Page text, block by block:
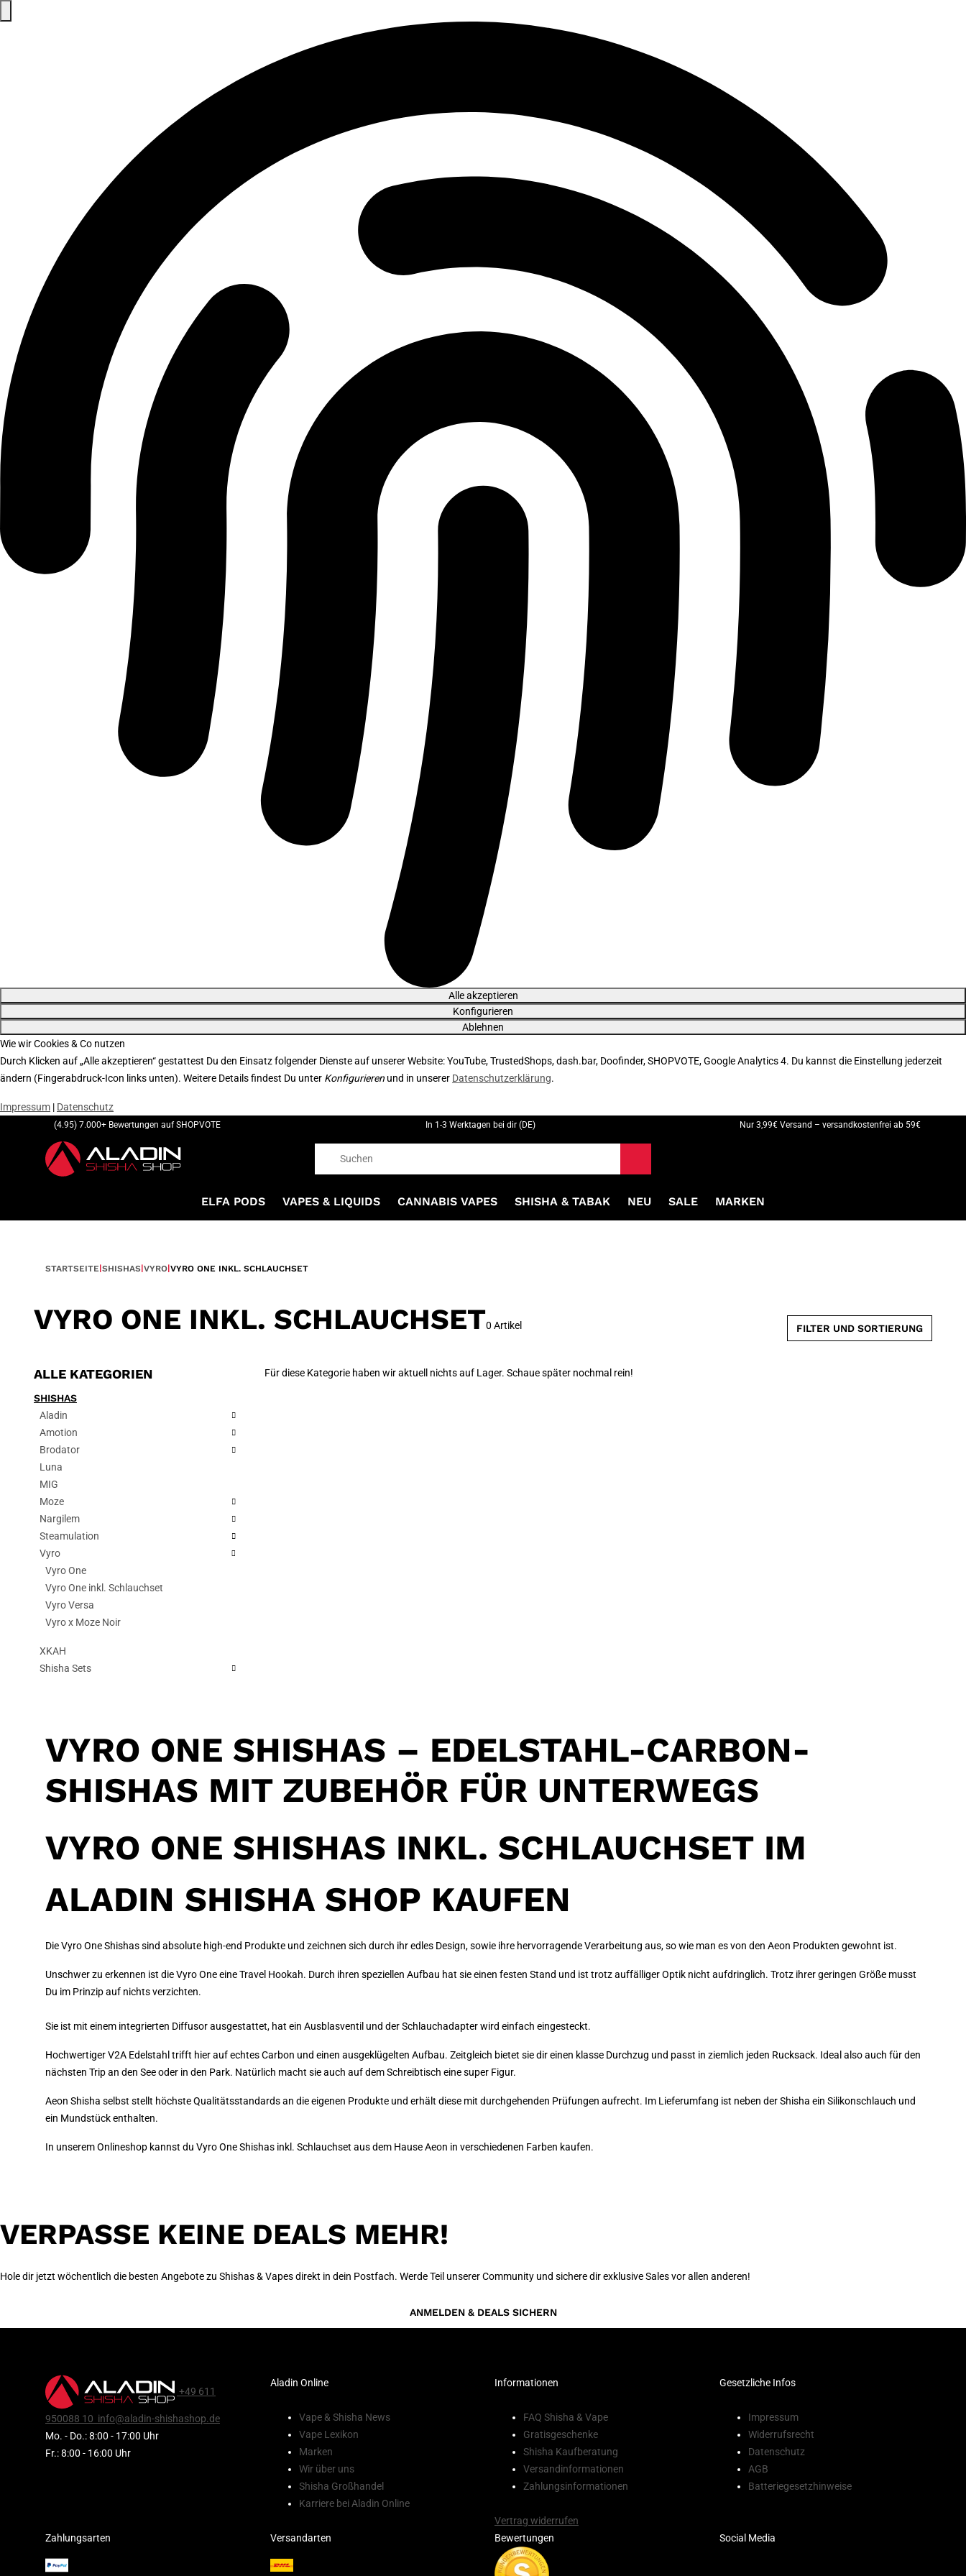
Alle akzeptieren
Konfigurieren
Ablehnen
Wie wir Cookies & Co nutzen
Durch Klicken auf „Alle akzeptieren“ gestattest Du den Einsatz folgender Dienste auf unserer Website: YouTube, TrustedShops, dash.bar, Doofinder, SHOPVOTE, Google Analytics 4. Du kannst die Einstellung jederzeit
ändern (Fingerabdruck-Icon links unten). Weitere Details findest Du unter Konfigurieren und in unserer Datenschutzerklärung.
Impressum | Datenschutz
(4.95) 7.000+ Bewertungen auf SHOPVOTE In 1-3 Werktagen bei dir (DE) Nur 3,99€ Versand – versandkostenfrei ab 59€
ELFA PODS VAPES & LIQUIDS CANNABIS VAPES SHISHA & TABAK NEU SALE MARKEN
STARTSEITE SHISHAS VYRO VYRO ONE INKL. SCHLAUCHSET
Für diese Kategorie haben wir aktuell nichts auf Lager. Schaue später nochmal rein!
ALLE KATEGORIEN
SHISHAS
Aladin
Amotion
Brodator
Luna
MIG
Moze
Nargilem
Steamulation
Vyro
Vyro One
Vyro One inkl. Schlauchset
Vyro Versa
Vyro x Moze Noir
XKAH
Shisha Sets
VYRO ONE INKL. SCHLAUCHSET0 Artikel FILTER UND SORTIERUNG
VYRO ONE SHISHAS – EDELSTAHL-CARBON-
SHISHAS MIT ZUBEHÖR FÜR UNTERWEGS
VYRO ONE SHISHAS INKL. SCHLAUCHSET IM
ALADIN SHISHA SHOP KAUFEN
Die Vyro One Shishas sind absolute high-end Produkte und zeichnen sich durch ihr edles Design, sowie ihre hervorragende Verarbeitung aus, so wie man es von den Aeon Produkten gewohnt ist.
Unschwer zu erkennen ist die Vyro One eine Travel Hookah. Durch ihren speziellen Aufbau hat sie einen festen Stand und ist trotz auffälliger Optik nicht aufdringlich. Trotz ihrer geringen Größe musst
Du im Prinzip auf nichts verzichten.
Sie ist mit einem integrierten Diffusor ausgestattet, hat ein Ausblasventil und der Schlauchadapter wird einfach eingesteckt.
Hochwertiger V2A Edelstahl trifft hier auf echtes Carbon und einen ausgeklügelten Aufbau. Zeitgleich bietet sie dir einen klasse Durchzug und passt in ziemlich jeden Rucksack. Ideal also auch für den
nächsten Trip an den See oder in den Park. Natürlich macht sie auch auf dem Schreibtisch eine super Figur.
Aeon Shisha selbst stellt höchste Qualitätsstandards an die eigenen Produkte und erhält diese mit durchgehenden Prüfungen aufrecht. Im Lieferumfang ist neben der Shisha ein Silikonschlauch und
ein Mundstück enthalten.
In unserem Onlineshop kannst du Vyro One Shishas inkl. Schlauchset aus dem Hause Aeon in verschiedenen Farben kaufen.
VERPASSE KEINE DEALS MEHR!
Hole dir jetzt wöchentlich die besten Angebote zu Shishas & Vapes direkt in dein Postfach. Werde Teil unserer Community und sichere dir exklusive Sales vor allen anderen!
ANMELDEN & DEALS SICHERN
+49 611
950088 10 info@aladin-shishashop.de
Mo. - Do.: 8:00 - 17:00 Uhr
Fr.: 8:00 - 16:00 Uhr
Aladin Online
Vape & Shisha News
Vape Lexikon
Marken
Wir über uns
Shisha Großhandel
Karriere bei Aladin Online
Informationen
FAQ Shisha & Vape
Gratisgeschenke
Shisha Kaufberatung
Versandinformationen
Zahlungsinformationen
Vertrag widerrufen
Gesetzliche Infos
Impressum
Widerrufsrecht
Datenschutz
AGB
Batteriegesetzhinweise
Zahlungsarten Versandarten Bewertungen Social Media